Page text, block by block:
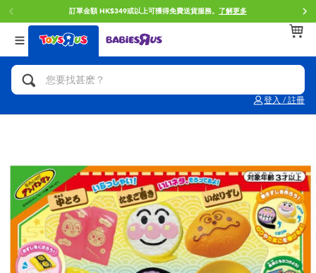
訂單金額 HK$349或以上可獲得免費送貨服務。 了解更多
登入 / 註冊
返回
分類目錄
人氣英雄,角色扮演,射擊玩具
玩具車,貨車,火車及遙控系列
手工藝,文具,蠟筆,泥膠,畫板
返回
品牌
Brunch Brother 早午餐兄弟
Mini Brands
Play-Doh培樂多
返回
年齢
0~2歳
8~11歳
12~14歳